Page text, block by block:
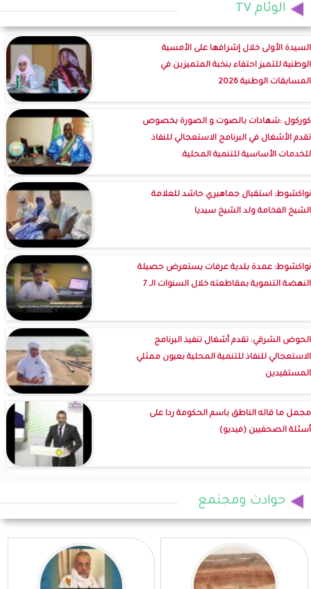
الوئام TV
السيدة الأولى خلال إشرافها على الأمسية
الوطنية للتميز احتفاء بنخبة المتميزين في
المسابقات الوطنية 2026
كوركول :شهادات بالصوت و الصورة بخصوص
تقدم الأشغال في البرنامج الاستعجالي للنفاذ
للخدمات الأساسية للتنمية المحلية.
نواكشوط: استقبال جماهيري حاشد للعلامة
الشيخ الفخامة ولد الشيخ سيديا
نواكشوط: عمدة بلدية عرفات يستعرض حصيلة
النهضة التنموية بمقاطعته خلال السنوات الـ 7
الحوض الشرقي: تقدم أشغال تنفيذ البرنامج
الاستعجالي للنفاذ للتنمية المحلية بعيون ممثلي
المستفيدين
مجمل ما قاله الناطق باسم الحكومة ردا على
أسئلة الصحفيين (فيديو)
حوادث ومجتمع